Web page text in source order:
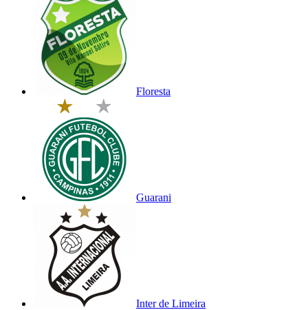
Floresta
Guarani
Inter de Limeira